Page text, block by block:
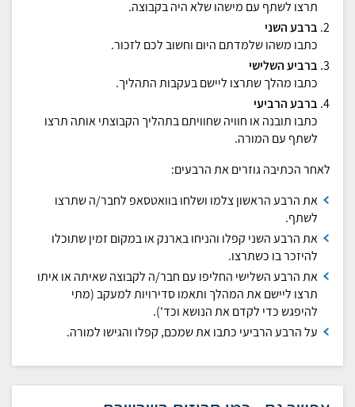
תרצו לשתף עם מישהו שלא היה בקבוצה.
ברבע השני
כתבו משהו שלמדתם היום וחשוב לכם לזכור.
ברביע השלישי
כתבו מהלך שתרצו ליישם בעקבות התהליך.
ברבע הרביעי
כתבו תובנה או חוויה שחוויתם בתהליך הקבוצתי אותה תרצו
לשתף עם המורה.
לאחר הכתיבה גוזרים את הרבעים:
את הרבע הראשון צלמו ושלחו בוואטסאפ לחבר/ה שתרצו
לשתף.
את הרבע השני קפלו והניחו בארנק או במקום זמין שתוכלו
להיזכר בו כשתרצו.
את הרבע השלישי החליפו עם חבר/ה לקבוצה שאיתה או איתו
תרצו ליישם את המהלך ותאמו סדירויות למעקב (מתי
להיפגש כדי לקדם את הנושא וכד').
על הרבע הרביעי כתבו את שמכם, קפלו והגישו למורה.